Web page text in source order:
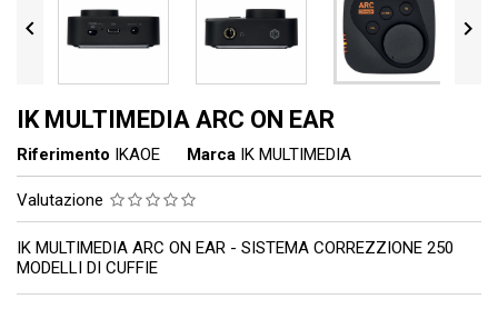
 
IK MULTIMEDIA ARC ON EAR
Riferimento IKAOE Marca IK MULTIMEDIA
Valutazione
IK MULTIMEDIA ARC ON EAR - SISTEMA CORREZZIONE 250
MODELLI DI CUFFIE